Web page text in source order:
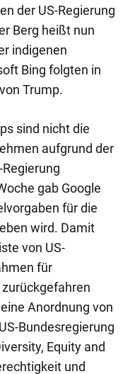
der US-Regierung
Berg heißt nun
indigenen
Bing folgten in
Trump.
sind nicht die
aufgrund der
gab Google
für die
wird. Damit
von US-
für
Anordnung von
Bundesregierung
Equity and
und